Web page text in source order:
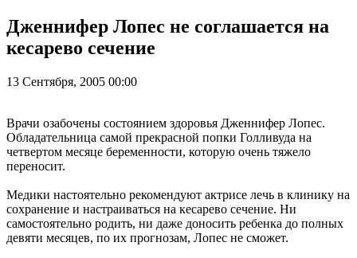
Дженнифер Лопес не соглашается на
кесарево сечение
13 Сентября, 2005 00:00
Врачи озабочены состоянием здоровья Дженнифер Лопес.
Обладательница самой прекрасной попки Голливуда на
четвертом месяце беременности, которую очень тяжело
переносит.
Медики настоятельно рекомендуют актрисе лечь в клинику на
сохранение и настраиваться на кесарево сечение. Ни
самостоятельно родить, ни даже доносить ребенка до полных
девяти месяцев, по их прогнозам, Лопес не сможет.